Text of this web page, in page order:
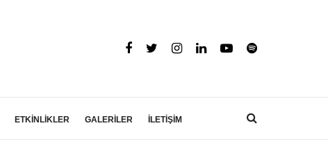
ETKİNLİKLER GALERİLER İLETİŞİM